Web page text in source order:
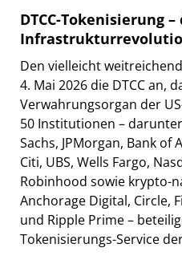
DTCC-Tokenisierung –
Den vielleicht
4. Mai 2026 die DTCC an,
Verwahrungsorgan der
50 Institutionen –
Sachs, JPMorgan, Bank of
Citi, UBS, Wells Fargo,
Robinhood sowie krypto-
Anchorage Digital, Circle,
und Ripple Prime –
Tokenisierungs-Service